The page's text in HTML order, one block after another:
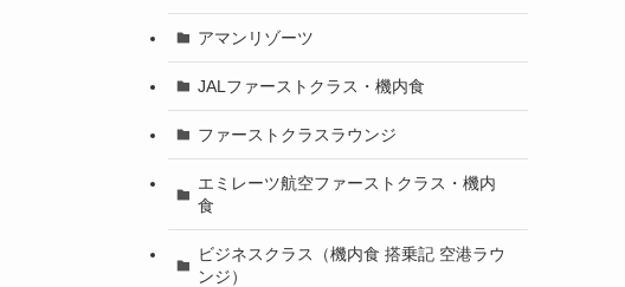
アマンリゾーツ
JALファーストクラス・機内食
ファーストクラスラウンジ
エミレーツ航空ファーストクラス・機内
食
ビジネスクラス（機内食 搭乗記 空港ラウ
ンジ）